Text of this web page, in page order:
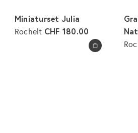
In den Warenkorb legen
Miniaturset Julia
Rochelt CHF 180.00